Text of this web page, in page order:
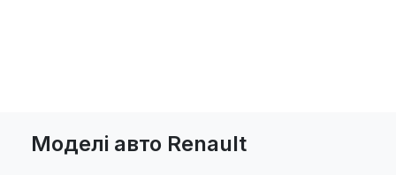
Моделі авто Renault